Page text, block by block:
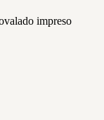
impreso